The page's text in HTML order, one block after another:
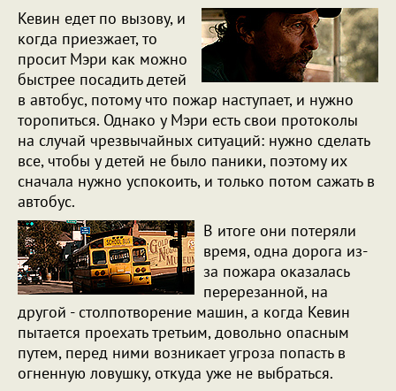
Кевин едет по вызову, и
когда приезжает, то
просит Мэри как можно
быстрее посадить детей
в автобус, потому что пожар наступает, и нужно
торопиться. Однако у Мэри есть свои протоколы
на случай чрезвычайных ситуаций: нужно сделать
все, чтобы у детей не было паники, поэтому их
сначала нужно успокоить, и только потом сажать в
автобус.
В итоге они потеряли
время, одна дорога из-
за пожара оказалась
перерезанной, на
другой - столпотворение машин, а когда Кевин
пытается проехать третьим, довольно опасным
путем, перед ними возникает угроза попасть в
огненную ловушку, откуда уже не выбраться.